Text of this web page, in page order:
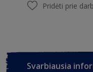
Pridėti prie
Svarbiausia